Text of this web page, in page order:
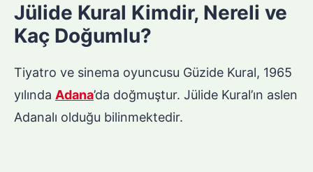
Jülide Kural Kimdir, Nereli ve
Kaç Doğumlu?
Tiyatro ve sinema oyuncusu Güzide Kural, 1965
yılında Adana’da doğmuştur. Jülide Kural’ın aslen
Adanalı olduğu bilinmektedir.